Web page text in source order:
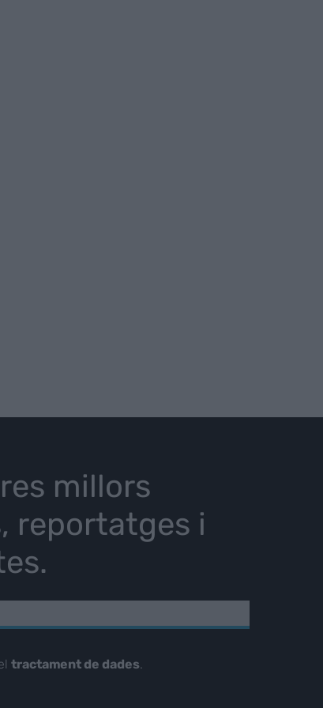
millors
reportatges i
tractament de dades.